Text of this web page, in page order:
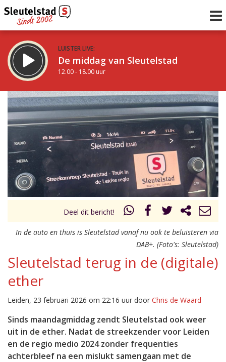
LUISTER LIVE:
De middag van Sleutelstad
12.00 - 18.00 uur
STRAKS:
De avond van Sleutelstad
18.00 - 21.00 uur
Vorig uur
uur 1 van 0 Volgend uur
Deel dit bericht!
In de auto en thuis is Sleutelstad vanaf nu ook te beluisteren via
DAB+. (Foto's: Sleutelstad)
Sleutelstad terug in de (digitale)
ether
Leiden, 23 februari 2026 om 22:16 uur door Chris de Waard
Sinds maandagmiddag zendt Sleutelstad ook weer
uit in de ether. Nadat de streekzender voor Leiden
en de regio medio 2024 zonder frequenties
achterbleef na een mislukt samengaan met de